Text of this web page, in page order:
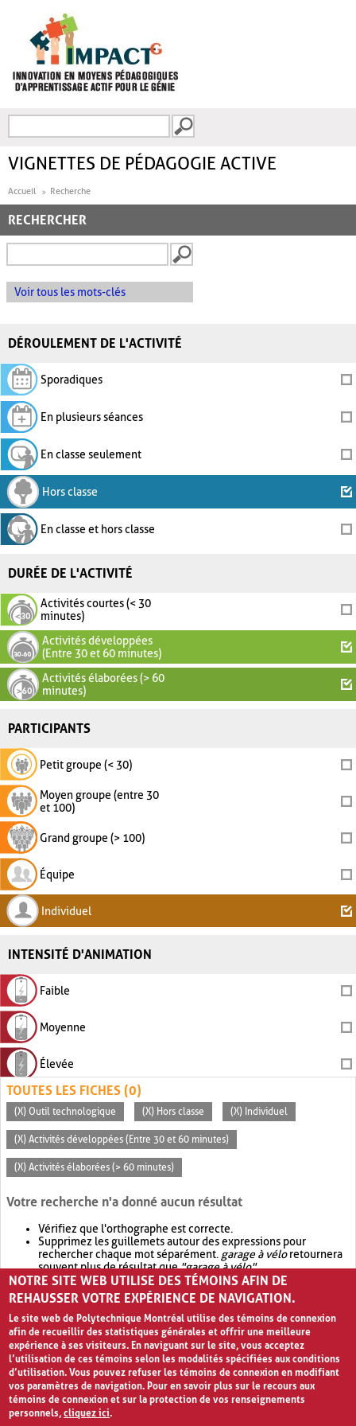
FORMULAIRE DE
VIGNETTES DE PÉDAGOGIE ACTIVE
Accueil Recherche
RECHERCHER
Voir tous les mots-clés
DÉROULEMENT DE L'ACTIVITÉ
Sporadiques
En plusieurs séances
En classe seulement
Hors classe
En classe et hors classe
DURÉE DE L'ACTIVITÉ
Activités courtes (< 30
minutes)
Activités développées
(Entre 30 et 60 minutes)
Activités élaborées (> 60
minutes)
PARTICIPANTS
Petit groupe (< 30)
Moyen groupe (entre 30
et 100)
Grand groupe (> 100)
Équipe
Individuel
INTENSITÉ D'ANIMATION
Faible
Moyenne
Élevée
TOUTES LES FICHES (0)
(X) Outil technologique (X) Hors classe (X) Individuel
(X) Activités développées (Entre 30 et 60 minutes)
(X) Activités élaborées (> 60 minutes)
Votre recherche n'a donné aucun résultat
Vérifiez que l'orthographe est correcte.
Supprimez les guillemets autour des expressions pour
rechercher chaque mot séparément. garage à véloretournera
souvent plus de résultat que"garage à vélo".
Envisagez d'élargir votre recherche avec OR.garage OR vélo
retournera souvent plus de résultat quegarage à vélo
NOTRE SITE WEB UTILISE DES TÉMOINS AFIN DE
REHAUSSER VOTRE EXPÉRIENCE DE NAVIGATION.
Le site web de Polytechnique Montréal utilise des témoins de connexion
afin de recueillir des statistiques générales et offrir une meilleure
expérience à ses visiteurs. En naviguant sur le site, vous acceptez
l’utilisation de ces témoins selon les modalités spécifiées aux conditions
d’utilisation. Vous pouvez refuser les témoins de connexion en modifiant
vos paramètres de navigation. Pour en savoir plus sur le recours aux
témoins de connexion et sur la protection de vos renseignements
personnels,cliquez ici.